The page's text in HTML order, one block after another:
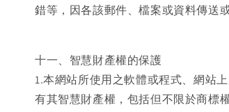
錯等，因各該郵件、檔案或資料傳送
十一、智慧財產權的保護
1.本網站所使用之軟體或程式、網站
有其智慧財產權，包括但不限於商標